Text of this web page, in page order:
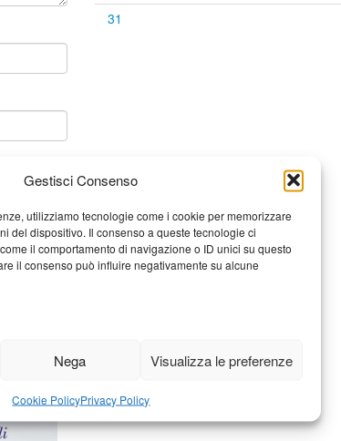
Gestisci Consenso
utilizziamo tecnologie come i cookie per memorizzare
del dispositivo. Il consenso a queste tecnologie ci
il comportamento di navigazione o ID unici su questo
il consenso può influire negativamente su alcune
Nega Visualizza le preferenze
Cookie PolicyPrivacy Policy
dai
31